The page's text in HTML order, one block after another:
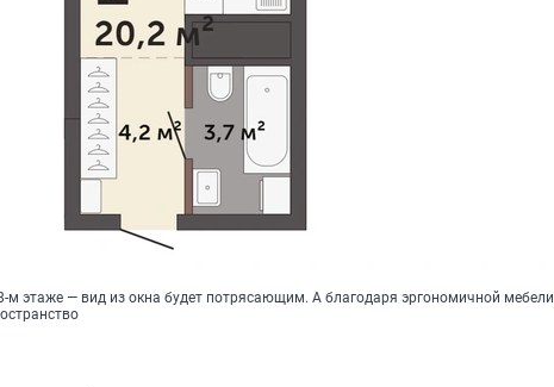
м этаже — вид из окна будет потрясающим. А благодаря эргономичной мебели